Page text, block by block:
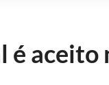
é aceito